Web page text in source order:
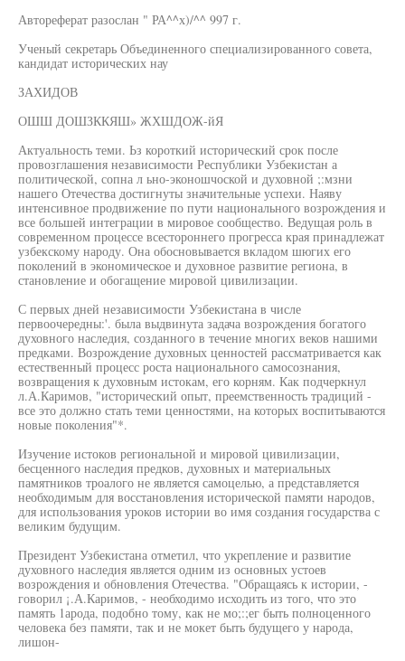
Автореферат разослан " РА^^х)/^^ 997 г.
Ученый секретарь Объединенного специализированного совета,
кандидат исторических нау
ЗАХИДОВ
ОШШ ДОШЗККЯШ» ЖХШДОЖ-йЯ
Актуальность теми. Ьз короткий исторический срок после
провозглашения независимости Республики Узбекистан а
политической, сопна л ьно-эконошчоской и духовной ;:мзни
нашего Отечества достигнуты значительные успехи. Наяву
интенсивное продвижение по пути национального возрождения и
все большей интеграции в мировое сообщество. Ведущая роль в
современном процессе всестороннего прогресса края принадлежат
узбекскому народу. Она обосновывается вкладом шюгих его
поколений в экономическое и духовное развитие региона, в
становление и обогащение мировой цивилизации.
С первых дней независимости Узбекистана в числе
первоочередны:'. была выдвинута задача возрождения богатого
духовного наследия, созданного в течение многих веков нашими
предками. Возрождение духовных ценностей рассматривается как
естественный процесс роста национального самосознания,
возвращения к духовным истокам, его корням. Как подчеркнул
л.А.Каримов, "исторический опыт, преемственность традиций -
все это должно стать теми ценностями, на которых воспитываются
новые поколения"*.
Изучение истоков региональной и мировой цивилизации,
бесценного наследия предков, духовных и материальных
памятников троалого не является самоцелью, а представляется
необходимым для восстановления исторической памяти народов,
для использования уроков истории во имя создания государства с
великим будущим.
Президент Узбекистана отметил, что укрепление и развитие
духовного наследия является одним из основных устоев
возрождения и обновления Отечества. "Обращаясь к истории, -
говорил ¡.А.Каримов, - необходимо исходить из того, что это
память 1арода, подобно тому, как не мо;:;ег быть полноценного
человека без памяти, так и не мокет быть будущего у народа,
лишон-